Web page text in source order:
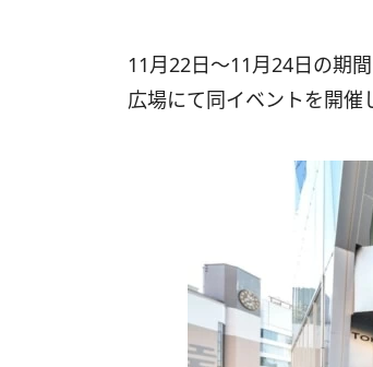
11月22日〜11月24日の期
広場にて同イベントを開催